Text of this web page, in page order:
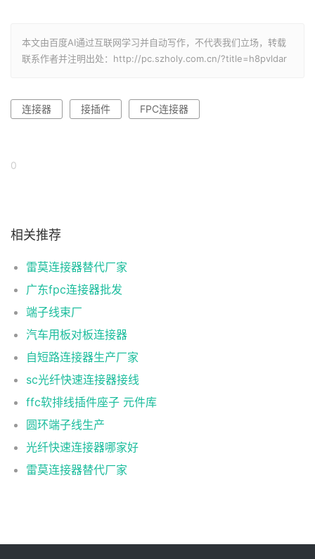
本文由百度AI通过互联网学习并自动写作，不代表我们立场，转载
联系作者并注明出处：http://pc.szholy.com.cn/?title=h8pvldar
连接器 接插件 FPC连接器
0
相关推荐
雷莫连接器替代厂家
广东fpc连接器批发
端子线束厂
汽车用板对板连接器
自短路连接器生产厂家
sc光纤快速连接器接线
ffc软排线插件座子 元件库
圆环端子线生产
光纤快速连接器哪家好
雷莫连接器替代厂家